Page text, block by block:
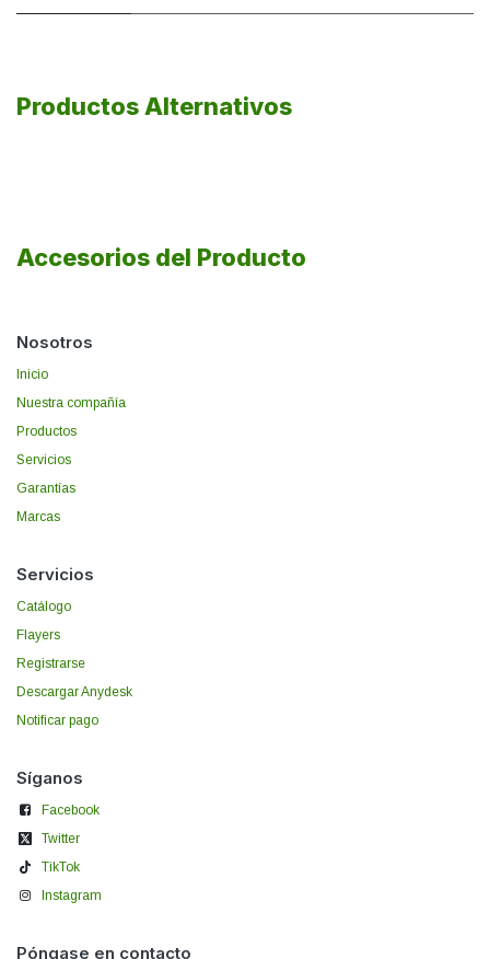
Productos Alternativos
Accesorios del Producto
Nosotros
Inicio
Nuestra compañía
Productos
Servicios
Garantías
Marcas
Servicios
Catálogo
Flayers
Registrarse
Descargar Anydesk
Notificar pago
Síganos
Facebook
Twitter
TikTok
Instagram
Póngase en contacto